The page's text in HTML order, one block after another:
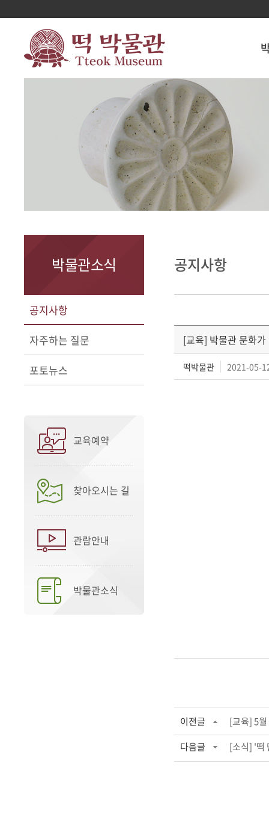
박물관소식
공지사항
자주하는 질문
포토뉴스
교육예약
찾아오시는 길
관람안내
박물관소식
공지사항
[교육] 박물관 문화
떡박물관 2021-05-
이전글
[교육] 5
다음글
[소식] '떡